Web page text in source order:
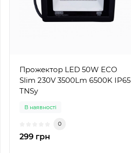
Прожектор LED 50W ECO
Slim 230V 3500Lm 6500K IP65
TNSy
В наявності
0
299 грн